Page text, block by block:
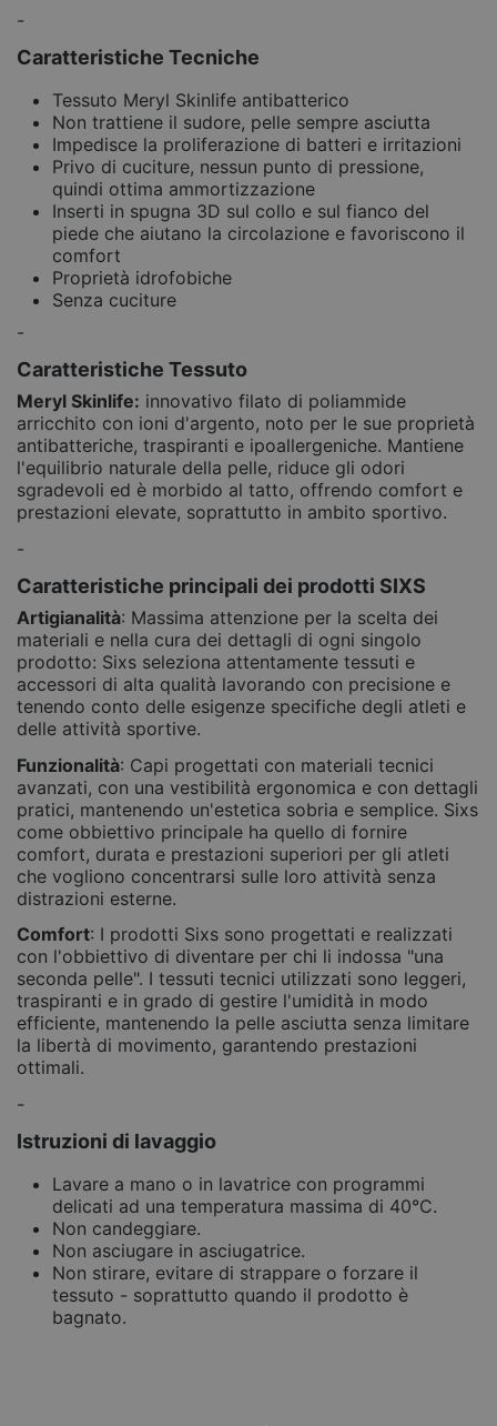
-
Caratteristiche Tecniche
Tessuto Meryl Skinlife antibatterico
Non trattiene il sudore, pelle sempre asciutta
Impedisce la proliferazione di batteri e irritazioni
Privo di cuciture, nessun punto di pressione,
quindi ottima ammortizzazione
Inserti in spugna 3D sul collo e sul fianco del
piede che aiutano la circolazione e favoriscono il
comfort
Proprietà idrofobiche
Senza cuciture
-
Caratteristiche Tessuto
Meryl Skinlife: innovativo filato di poliammide
arricchito con ioni d'argento, noto per le sue proprietà
antibatteriche, traspiranti e ipoallergeniche. Mantiene
l'equilibrio naturale della pelle, riduce gli odori
sgradevoli ed è morbido al tatto, offrendo comfort e
prestazioni elevate, soprattutto in ambito sportivo.
-
Caratteristiche principali dei prodotti SIXS
Artigianalità: Massima attenzione per la scelta dei
materiali e nella cura dei dettagli di ogni singolo
prodotto: Sixs seleziona attentamente tessuti e
accessori di alta qualità lavorando con precisione e
tenendo conto delle esigenze specifiche degli atleti e
delle attività sportive.
Funzionalità: Capi progettati con materiali tecnici
avanzati, con una vestibilità ergonomica e con dettagli
pratici, mantenendo un'estetica sobria e semplice. Sixs
come obbiettivo principale ha quello di fornire
comfort, durata e prestazioni superiori per gli atleti
che vogliono concentrarsi sulle loro attività senza
distrazioni esterne.
Comfort: I prodotti Sixs sono progettati e realizzati
con l'obbiettivo di diventare per chi li indossa "una
seconda pelle". I tessuti tecnici utilizzati sono leggeri,
traspiranti e in grado di gestire l'umidità in modo
efficiente, mantenendo la pelle asciutta senza limitare
la libertà di movimento, garantendo prestazioni
ottimali.
-
Istruzioni di lavaggio
Lavare a mano o in lavatrice con programmi
delicati ad una temperatura massima di 40°C.
Non candeggiare.
Non asciugare in asciugatrice.
Non stirare, evitare di strappare o forzare il
tessuto - soprattutto quando il prodotto è
bagnato.